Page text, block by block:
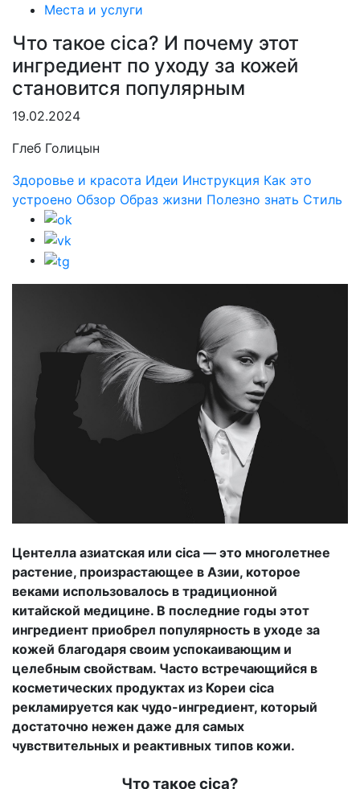
Места и услуги
Что такое cica? И почему этот
ингредиент по уходу за кожей
становится популярным
19.02.2024
Глеб Голицын
Здоровье и красота Идеи Инструкция Как это
устроено Обзор Образ жизни Полезно знать Стиль
Центелла азиатская или cica — это многолетнее
растение, произрастающее в Азии, которое
веками использовалось в традиционной
китайской медицине. В последние годы этот
ингредиент приобрел популярность в уходе за
кожей благодаря своим успокаивающим и
целебным свойствам. Часто встречающийся в
косметических продуктах из Кореи cica
рекламируется как чудо-ингредиент, который
достаточно нежен даже для самых
чувствительных и реактивных типов кожи.
Что такое cica?